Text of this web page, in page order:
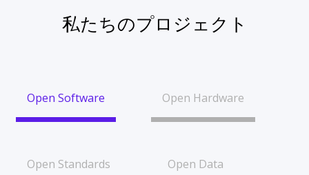
私たちのプロジェクト
Open Software Open Hardware
Open Standards Open Data